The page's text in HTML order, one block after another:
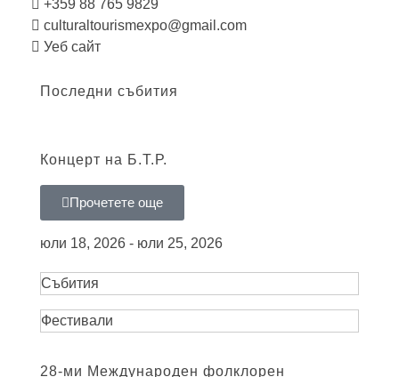
+359 88 765 9829
culturaltourismexpo@gmail.com
Уеб сайт
Последни събития
Концерт на Б.Т.Р.
Прочетете още
юли 18, 2026 - юли 25, 2026
Събития
Фестивали
28-ми Международен фолклорен